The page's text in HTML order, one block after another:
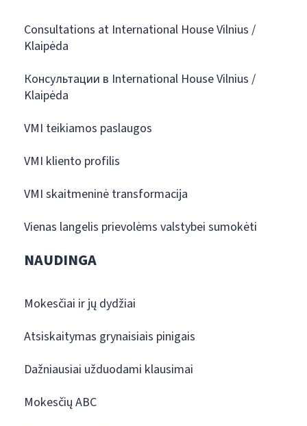
Consultations at International House Vilnius /
Klaipėda
Консультации в International House Vilnius /
Klaipėda
VMI teikiamos paslaugos
VMI kliento profilis
VMI skaitmeninė transformacija
Vienas langelis prievolėms valstybei sumokėti
NAUDINGA
Mokesčiai ir jų dydžiai
Atsiskaitymas grynaisiais pinigais
Dažniausiai užduodami klausimai
Mokesčių ABC